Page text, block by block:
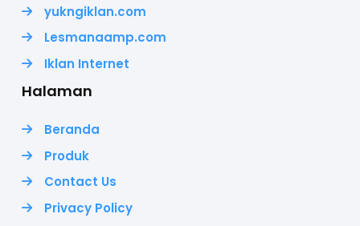
yukngiklan.com
Lesmanaamp.com
Iklan Internet
Halaman
Beranda
Produk
Contact Us
Privacy Policy